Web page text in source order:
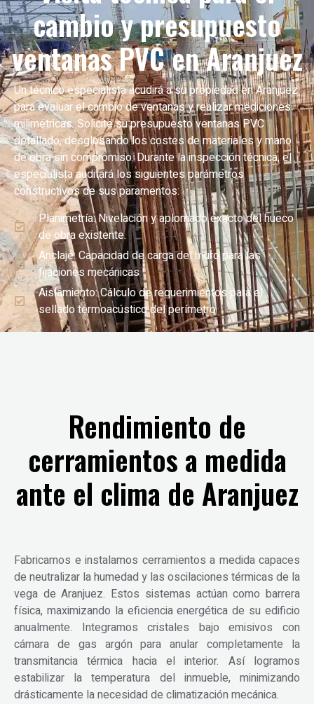
cambio y presupuesto
ventanas PVC en Aranjuez
Un técnico especialista acudirá a su propiedad en Aranjuez
para evaluar el cambio de ventanas y realizar mediciones
milimétricas. Solicite su presupuesto ventanas PVC
detallado, desglosando los costes de materiales y mano
de obra sin compromiso. Durante la inspección técnica, el
especialista auditará los siguientes parámetros
constructivos de sus paramentos:
Planimetría: Nivelación y aplomado exacto del hueco
de obra existente.
Anclaje: Capacidad de carga del muro para las
fijaciones mecánicas
Aislamiento: Cálculo de requerimientos para el
sellado termoacústico del perímetro
Rendimiento de
cerramientos a medida
ante el clima de Aranjuez
Fabricamos e instalamos cerramientos a medida capaces
de neutralizar la humedad y las oscilaciones térmicas de la
vega de Aranjuez. Estos sistemas actúan como barrera
física, maximizando la eficiencia energética de su edificio
anualmente. Integramos cristales bajo emisivos con
cámara de gas argón para anular completamente la
transmitancia térmica hacia el interior. Así logramos
estabilizar la temperatura del inmueble, minimizando
drásticamente la necesidad de climatización mecánica.